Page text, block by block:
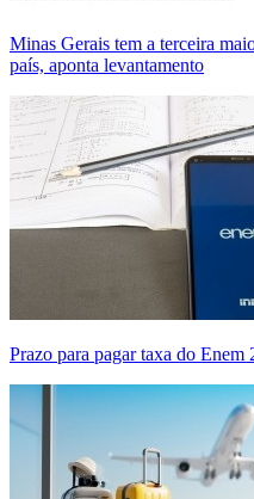
Minas Gerais tem a terceira
país, aponta levantamento
Prazo para pagar taxa do